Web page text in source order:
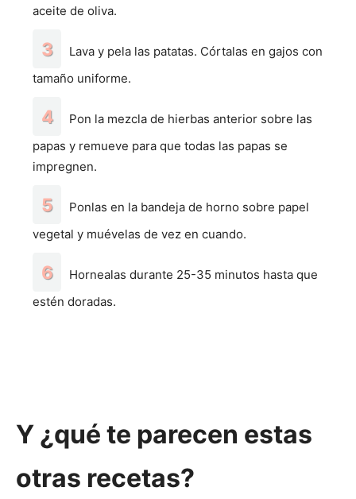
aceite de oliva.
Lava y pela las patatas. Córtalas en gajos con
tamaño uniforme.
Pon la mezcla de hierbas anterior sobre las
papas y remueve para que todas las papas se
impregnen.
Ponlas en la bandeja de horno sobre papel
vegetal y muévelas de vez en cuando.
Hornealas durante 25-35 minutos hasta que
estén doradas.
Y ¿qué te parecen estas
otras recetas?